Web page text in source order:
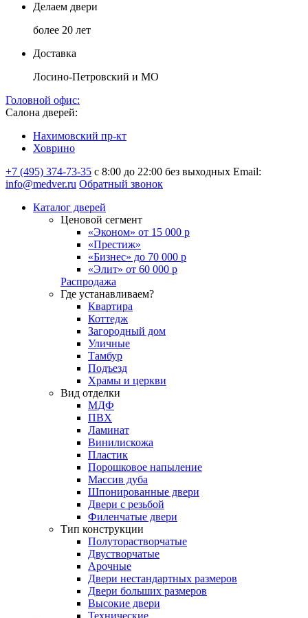
Делаем двери
более 20 лет
Доставка
Лосино-Петровский и МО
Головной офис:
Салона дверей:
Нахимовский пр-кт
Ховрино
+7 (495) 374-73-35 с 8:00 до 22:00 без выходных Email:
info@medver.ru Обратный звонок
Каталог дверей
Ценовой сегмент
«Эконом» от 15 000 р
«Престиж»
«Бизнес» до 70 000 р
«Элит» от 60 000 р
Распродажа
Где устанавливаем?
Квартира
Коттедж
Загородный дом
Уличные
Тамбур
Подъезд
Храмы и церкви
Вид отделки
МДФ
ПВХ
Ламинат
Винилискожа
Пластик
Порошковое напыление
Массив дуба
Шпонированные двери
Двери с резьбой
Филенчатые двери
Тип конструкции
Полуторастворчатые
Двустворчатые
Арочные
Двери нестандартных размеров
Двери больших размеров
Высокие двери